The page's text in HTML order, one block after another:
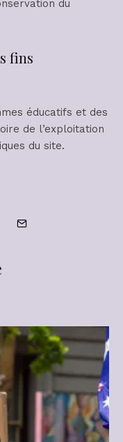
du
fins
éducatifs et des
de l’exploitation
du site.